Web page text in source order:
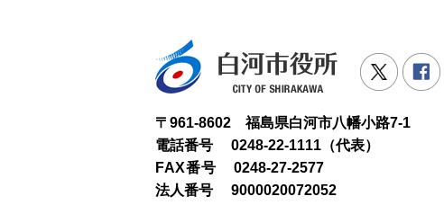
白河市役所
Twitter
〒961-8602 福島県白河市八幡小路7-1
電話番号
0248-22-1111（代表）
FAX番号
0248-27-2577
法人番号
9000020072052